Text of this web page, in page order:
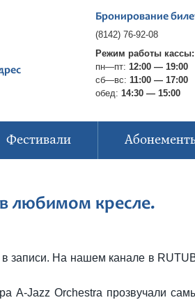
Бронирование
(8142) 76-92-08
Режим работы кассы:
пн—пт: 12:00 — 19:00
сб—вс: 11:00 — 17:00
обед: 14:30 — 15:00
Фестивали
любимом кресле.
записи. На нашем канале в
A-Jazz Orchestra прозвучали